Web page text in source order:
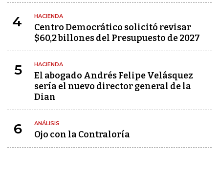
4 HACIENDA
Centro Democrático solicitó revisar
$60,2 billones del Presupuesto de 2027
5 HACIENDA
El abogado Andrés Felipe Velásquez
sería el nuevo director general de la
Dian
6 ANÁLISIS
Ojo con la Contraloría